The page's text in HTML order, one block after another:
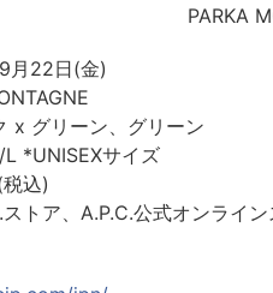
PARKA
月22日(金)
x グリーン、グリーン
*UNISEXサイズ
込)
トア、A.P.C.公式オンライ